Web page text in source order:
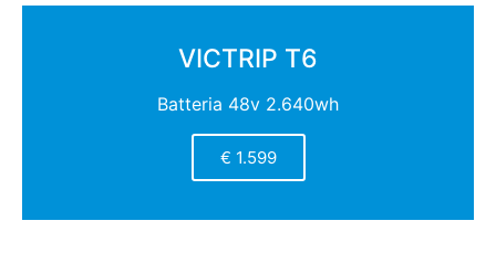
VICTRIP T6
Batteria 48v 2.640wh
€ 1.599